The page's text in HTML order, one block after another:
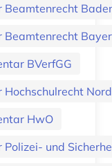
Beamtenrecht
Beamtenrecht
BVerfGG
Hochschulrecht
HwO
Polizei- und